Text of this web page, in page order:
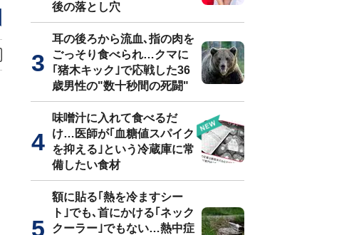
後の落とし穴
耳の後ろから流血､指の肉を
ごっそり食べられ…クマに
｢猪木キック｣で応戦した36
歳男性の"数十秒間の死闘"
味噌汁に入れて食べるだ
け…医師が｢血糖値スパイク
を抑える｣という冷蔵庫に常
備したい食材
額に貼る｢熱を冷ますシー
ト｣でも､首にかける｢ネック
クーラー｣でもない…熱中症